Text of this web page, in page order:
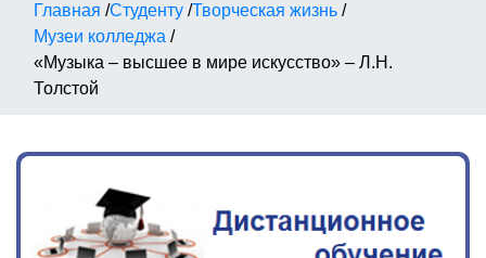
Главная /Студенту /Творческая жизнь /
Музеи колледжа /
«Музыка – высшее в мире искусство» – Л.Н.
Толстой